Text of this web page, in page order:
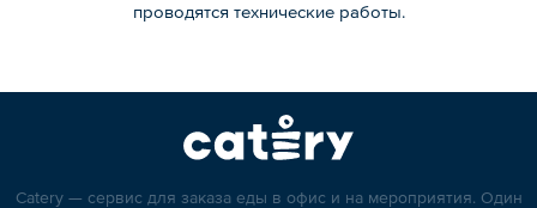
проводятся технические работы.
Catery — сервис для заказа еды в офис и на мероприятия. Один